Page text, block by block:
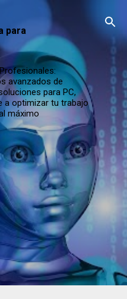
para
avanzados de
para PC,
a optimizar tu trabajo
máximo